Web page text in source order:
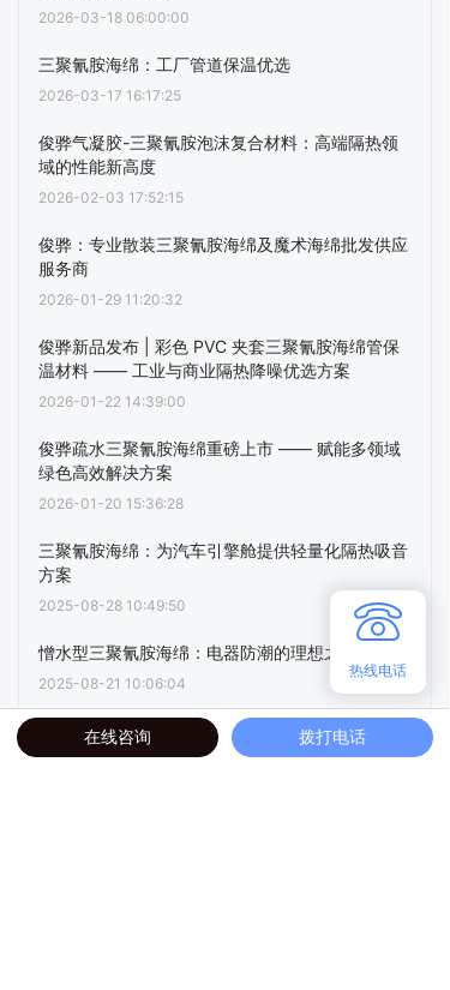
2026-03-18 06:00:00
三聚氰胺海绵：工厂管道保温优选
2026-03-17 16:17:25
俊骅气凝胶-三聚氰胺泡沫复合材料：高端隔热领
域的性能新高度
2026-02-03 17:52:15
俊骅：专业散装三聚氰胺海绵及魔术海绵批发供应
服务商
2026-01-29 11:20:32
俊骅新品发布 | 彩色 PVC 夹套三聚氰胺海绵管保
温材料 —— 工业与商业隔热降噪优选方案
2026-01-22 14:39:00
俊骅疏水三聚氰胺海绵重磅上市 —— 赋能多领域
绿色高效解决方案
2026-01-20 15:36:28
三聚氰胺海绵：为汽车引擎舱提供轻量化隔热吸音
方案
2025-08-28 10:49:50
憎水型三聚氰胺海绵：电器防潮的理想之选
2025-08-21 10:06:04
点击阅读更多内容
热线电话
在线咨询 拨打电话